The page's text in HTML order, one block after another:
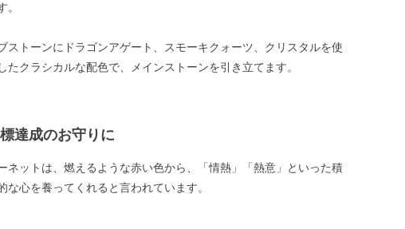
。
ストーンにドラゴンアゲート、スモーキクォーツ、クリスタルを使
たクラシカルな配色で、メインストーンを引き立てます。
標達成のお守りに
ネットは、燃えるような赤い色から、「情熱」「熱意」といった積
な心を養ってくれると言われています。